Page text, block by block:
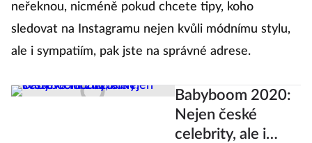
neřeknou, nicméně pokud chcete tipy, koho
sledovat na Instagramu nejen kvůli módnímu stylu,
ale i sympatiím, pak jste na správné adrese.
Babyboom 2020:
Nejen české
celebrity, ale i